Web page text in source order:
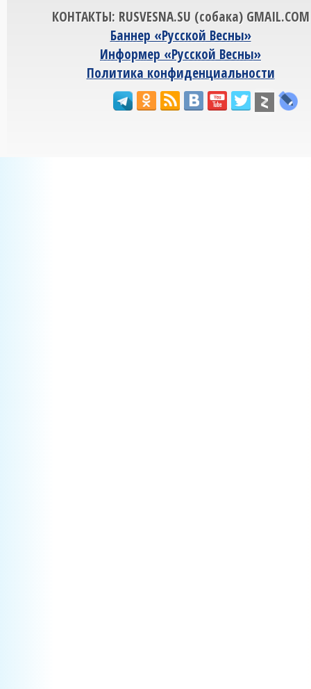
КОНТАКТЫ: RUSVESNA.SU (собака) GMAIL.COM
Баннер «Русской Весны»
Информер «Русской Весны»
Политика конфиденциальности